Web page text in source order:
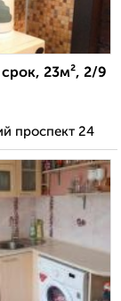
23м², 2/9
проспект 24